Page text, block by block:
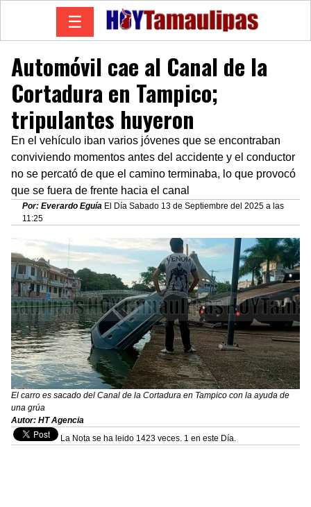
☰
Automóvil cae al Canal de la
Cortadura en Tampico;
tripulantes huyeron
En el vehículo iban varios jóvenes que se encontraban
conviviendo momentos antes del accidente y el conductor
no se percató de que el camino terminaba, lo que provocó
que se fuera de frente hacia el canal
Por: Everardo Eguía El Día Sabado 13 de Septiembre del 2025 a las
11:25
El carro es sacado del Canal de la Cortadura en Tampico con la ayuda de
una grúa
Autor: HT Agencia
La Nota se ha leido 1423 veces. 1 en este Día.